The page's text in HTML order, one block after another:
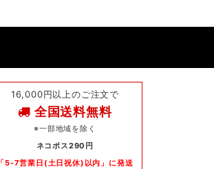
16,000円以上のご注文で
全国送料無料
※一部地域を除く
ネコポス290円
「5-7営業日(土日祝休)以内」に発送